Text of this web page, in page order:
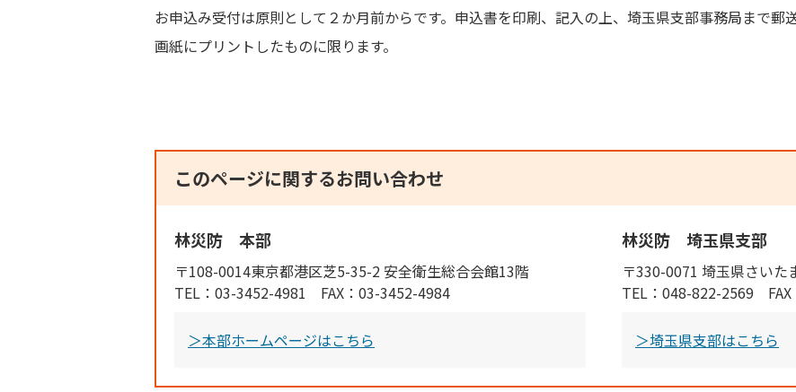
お申込み受付は原則として２か月前からです。申込書を印刷、記入の上、埼玉県支部事務局まで郵
画紙にプリントしたものに限ります。
このページに関するお問い合わせ
林災防 本部
〒108-0014東京都港区芝5-35-2 安全衛生総合会館13階
TEL：03-3452-4981 FAX：03-3452-4984
＞本部ホームページはこちら
林災防 埼玉県支部
〒330-0071 埼玉県さい
TEL：048-822-2569 FAX
＞埼玉県支部はこちら